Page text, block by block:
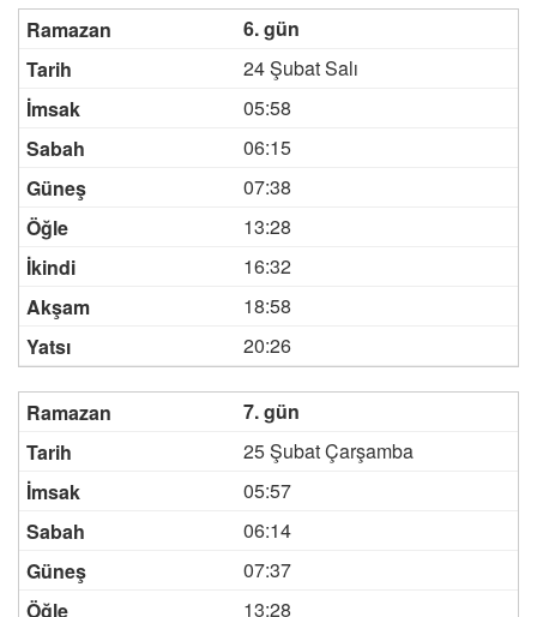
6. gün
24 Şubat Salı
05:58
06:15
07:38
13:28
16:32
18:58
20:26
7. gün
25 Şubat Çarşamba
05:57
06:14
07:37
13:28